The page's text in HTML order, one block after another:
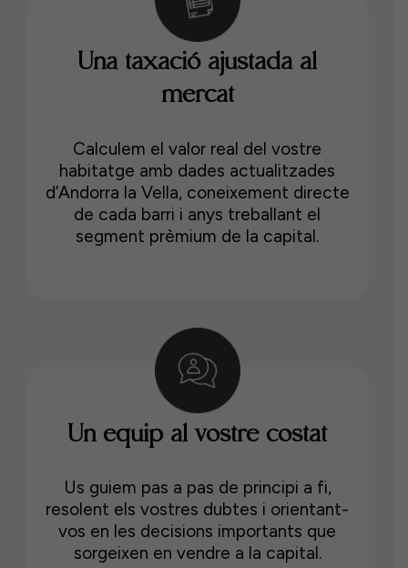
Una taxació ajustada al
mercat
Calculem el valor real del vostre
habitatge amb dades actualitzades
d’Andorra la Vella, coneixement directe
de cada barri i anys treballant el
segment prèmium de la capital.
Un equip al vostre costat
Us guiem pas a pas de principi a fi,
resolent els vostres dubtes i orientant-
vos en les decisions importants que
sorgeixen en vendre a la capital.